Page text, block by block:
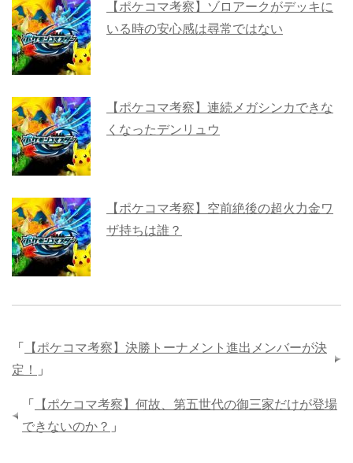
【ポケコマ考察】ゾロアークがデッキに
いる時の安心感は尋常ではない
【ポケコマ考察】連続メガシンカできな
くなったデンリュウ
【ポケコマ考察】空前絶後の超火力金ワ
ザ持ちは誰？
「
【ポケコマ考察】決勝トーナメント進出メンバーが決
定！
」
「
【ポケコマ考察】何故、第五世代の御三家だけが登場
できないのか？ 」